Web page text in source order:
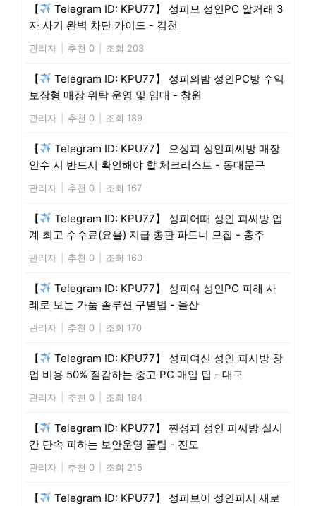
【
Telegram ID: KPU77】 성피모 성인PC 알거래 3
자 사기 완벽 차단 가이드 - 김천
관리자 추천 0 조회 203
【
Telegram ID: KPU77】 성피의밤 성인PC방 수익
보장형 매장 위탁 운영 및 임대 - 창원
관리자 추천 0 조회 189
【
Telegram ID: KPU77】 오성피 성인피씨방 매장
인수 시 반드시 확인해야 할 체크리스트 - 동대문구
관리자 추천 0 조회 167
【
Telegram ID: KPU77】 성피어때 성인 피씨방 업
계 최고 수수료(요율) 지급 총판 파트너 모집 - 충주
관리자 추천 0 조회 160
【
Telegram ID: KPU77】 성피여 성인PC 피해 사
례로 보는 가품 솔루션 구별법 - 울산
관리자 추천 0 조회 170
【
Telegram ID: KPU77】 성피여신 성인 피시방 창
업 비용 50% 절감하는 중고 PC 매입 팁 - 대구
관리자 추천 0 조회 184
【
Telegram ID: KPU77】 찐성피 성인 피씨방 실시
간 단속 피하는 보안운영 꿀팁 - 진도
관리자 추천 0 조회 215
【
Telegram ID: KPU77】 성피보이 성인피시 새로